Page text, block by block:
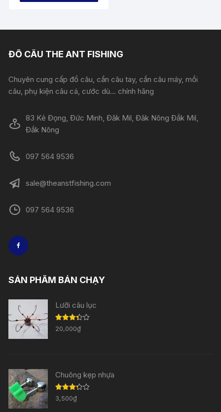
ĐỒ CÂU THE ANT FISHING
Chuyên cung cấp đồ câu, cần câu tay, cần câu máy, mồi
câu, phụ kiện câu cá, cước dù... chính hãng
83 Kẻ Đọng, Đức Minh, Đăk Mil, Đăk Nông Đắk Mil,
Đắk Nông
097 564 9536
sale@theanstfishing.com
097 564 9536
SẢN PHẨM BÁN CHẠY
Lưỡi câu lục
Được
xếp
20,000₫
Chuông kẹp nhựa
Được
xếp
3,500₫